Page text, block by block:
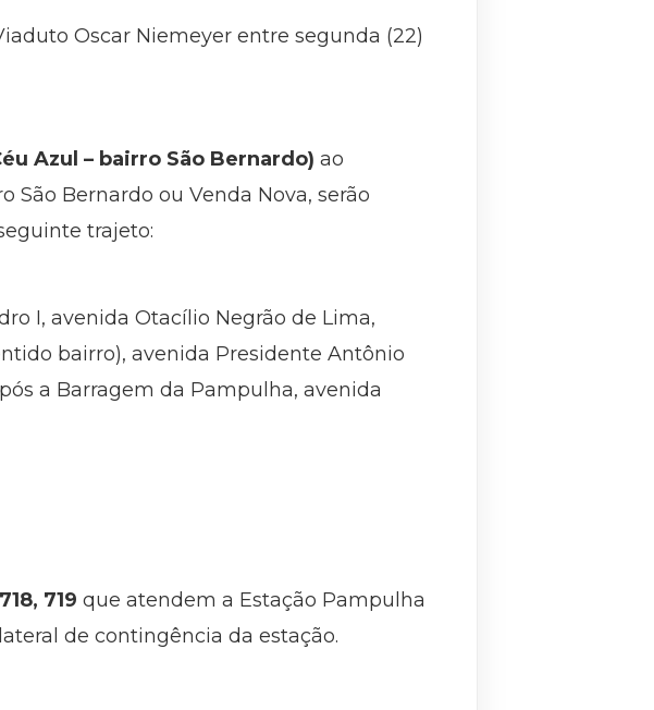
Oscar Niemeyer entre segunda (22)
Azul – bairro São Bernardo) ao
São Bernardo ou Venda Nova, serão
trajeto:
I, avenida Otacílio Negrão de Lima,
bairro), avenida Presidente Antônio
a Barragem da Pampulha, avenida
719 que atendem a Estação Pampulha
de contingência da estação.